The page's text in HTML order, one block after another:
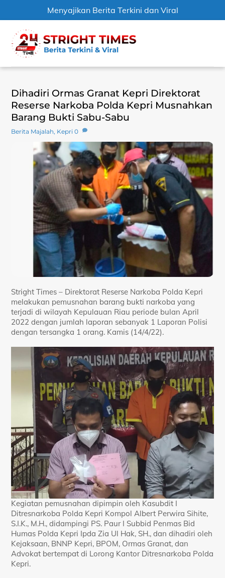
Menyajikan Berita Terkini dan Viral
content
Dihadiri Ormas Granat Kepri Direktorat
Reserse Narkoba Polda Kepri Musnahkan
Barang Bukti Sabu-Sabu
Berita Majalah, Kepri 0
Stright Times – Direktorat Reserse Narkoba Polda Kepri
melakukan pemusnahan barang bukti narkoba yang
terjadi di wilayah Kepulauan Riau periode bulan April
2022 dengan jumlah laporan sebanyak 1 Laporan Polisi
dengan tersangka 1 orang. Kamis (14/4/22).
Kegiatan pemusnahan dipimpin oleh Kasubdit I
Ditresnarkoba Polda Kepri Kompol Albert Perwira Sihite,
S.I.K., M.H., didampingi PS. Paur I Subbid Penmas Bid
Humas Polda Kepri Ipda Zia Ul Hak, SH., dan dihadiri oleh
Kejaksaan, BNNP Kepri, BPOM, Ormas Granat, dan
Advokat bertempat di Lorong Kantor Ditresnarkoba Polda
Kepri.